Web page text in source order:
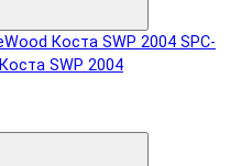
SPC-
SWP 2004